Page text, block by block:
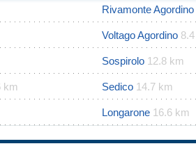
Rivamonte Agordino
Voltago Agordino
Sospirolo 12.8 km
km Sedico 14.7 km
Longarone 16.6 km